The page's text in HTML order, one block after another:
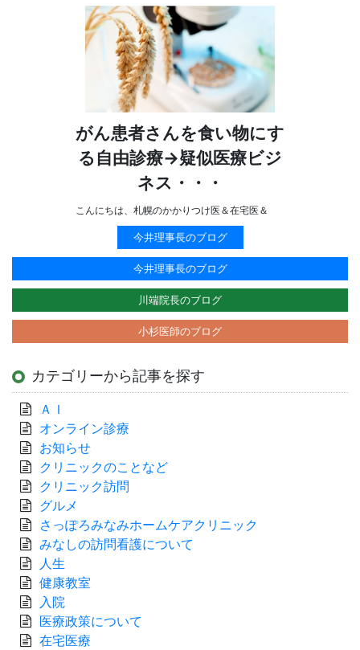
がん患者さんを食い物にす
る自由診療→疑似医療ビジ
ネス・・・
こんにちは、札幌のかかりつけ医＆在宅医＆
今井理事長のブログ
今井理事長のブログ
川端院長のブログ
小杉医師のブログ
カテゴリーから記事を探す
ＡＩ
オンライン診療
お知らせ
クリニックのことなど
クリニック訪問
グルメ
さっぽろみなみホームケアクリニック
みなしの訪問看護について
人生
健康教室
入院
医療政策について
在宅医療